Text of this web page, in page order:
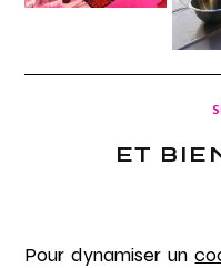
ET
Pour dynamiser un